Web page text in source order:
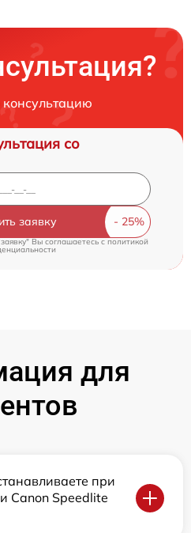
со
заявку
Вы соглашаетесь cполитикой
для
при
Canon Speedlite